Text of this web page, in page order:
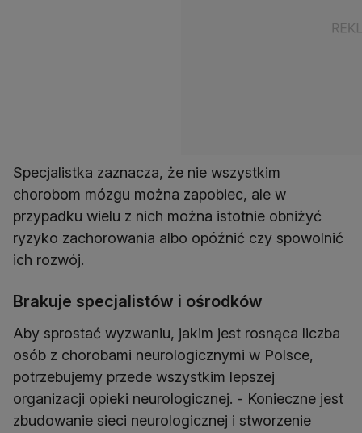
Specjalistka zaznacza, że nie wszystkim
chorobom mózgu można zapobiec, ale w
przypadku wielu z nich można istotnie obniżyć
ryzyko zachorowania albo opóźnić czy spowolnić
ich rozwój.
Brakuje specjalistów i ośrodków
Aby sprostać wyzwaniu, jakim jest rosnąca liczba
osób z chorobami neurologicznymi w Polsce,
potrzebujemy przede wszystkim lepszej
organizacji opieki neurologicznej. - Konieczne jest
zbudowanie sieci neurologicznej i stworzenie